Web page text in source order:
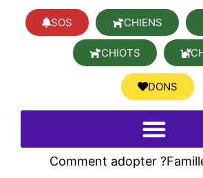
SOS CHIENS
CHIOTS
DONS
Comment adopter ?